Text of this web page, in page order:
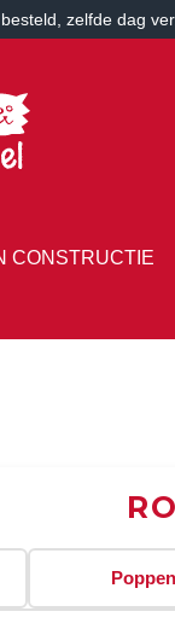
zelfde dag
CONSTRUCTIE